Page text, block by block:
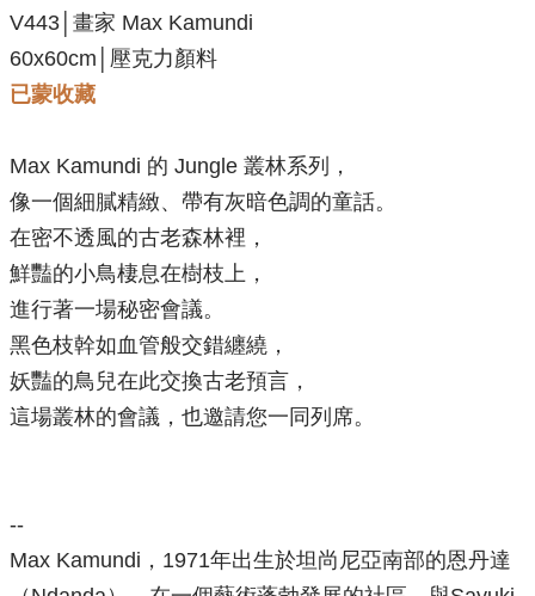
V443│畫家 Max Kamundi
60x60cm│壓克力顏料
已蒙收藏
Max Kamundi 的 Jungle 叢林系列，
像一個細膩精緻、帶有灰暗色調的童話。
在密不透風的古老森林裡，
鮮豔的小鳥棲息在樹枝上，
進行著一場秘密會議。
黑色枝幹如血管般交錯纏繞，
妖豔的鳥兒在此交換古老預言，
這場叢林的會議，也邀請您一同列席。
--
Max Kamundi，1971年出生於坦尚尼亞南部的恩丹達